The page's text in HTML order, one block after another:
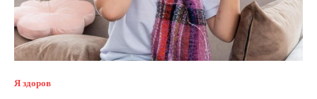
Я здоров